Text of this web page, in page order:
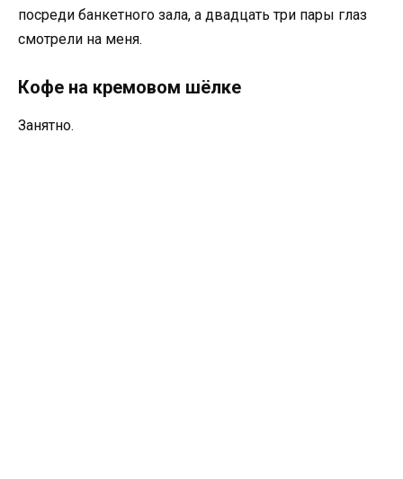
посреди банкетного зала, а двадцать три пары глаз
смотрели на меня.
Кофе на кремовом шёлке
Занятно.